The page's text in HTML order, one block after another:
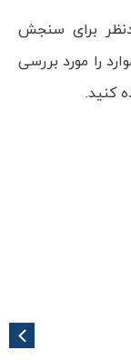
برای سنجش
را مورد بررسی
کنید.